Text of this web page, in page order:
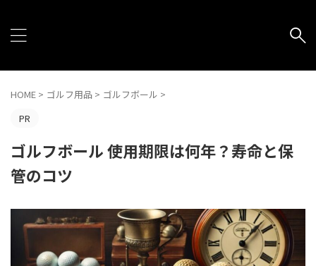
HOME > ゴルフ用品 > ゴルフボール >
PR
ゴルフボール 使用期限は何年？寿命と保
管のコツ